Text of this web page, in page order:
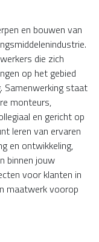
en bouwen van
die zich
op het gebied
Samenwerking staat
monteurs,
en gericht op
leren van ervaren
en ontwikkeling,
binnen jouw
voor klanten in
maatwerk voorop